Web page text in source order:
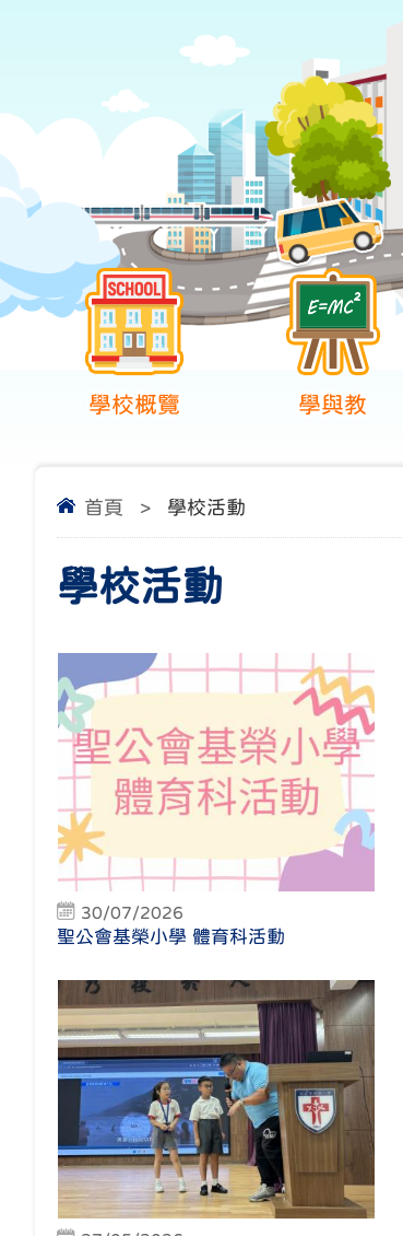
學校概覽 學與教
首頁 > 學校活動
學校活動
30/07/2026
聖公會基榮小學 體育科活動